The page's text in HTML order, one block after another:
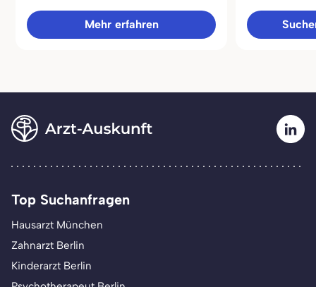
Mehr erfahren
Top Suchanfragen
Hausarzt München
Zahnarzt Berlin
Kinderarzt Berlin